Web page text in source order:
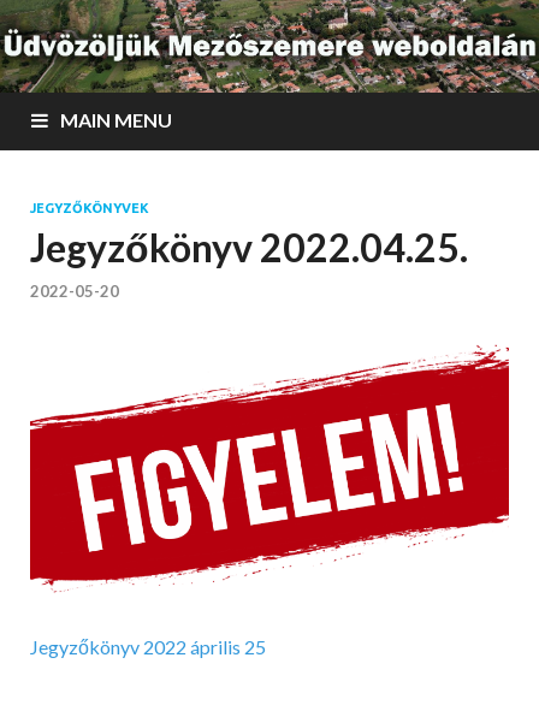
MAIN MENU
JEGYZŐKÖNYVEK
Jegyzőkönyv 2022.04.25.
2022-05-20
Jegyzőkönyv 2022 április 25